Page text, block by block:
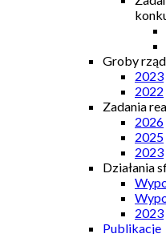
Groby
2023
2022
Zadania
2026
2025
2023
Działania
2023
Publikacje